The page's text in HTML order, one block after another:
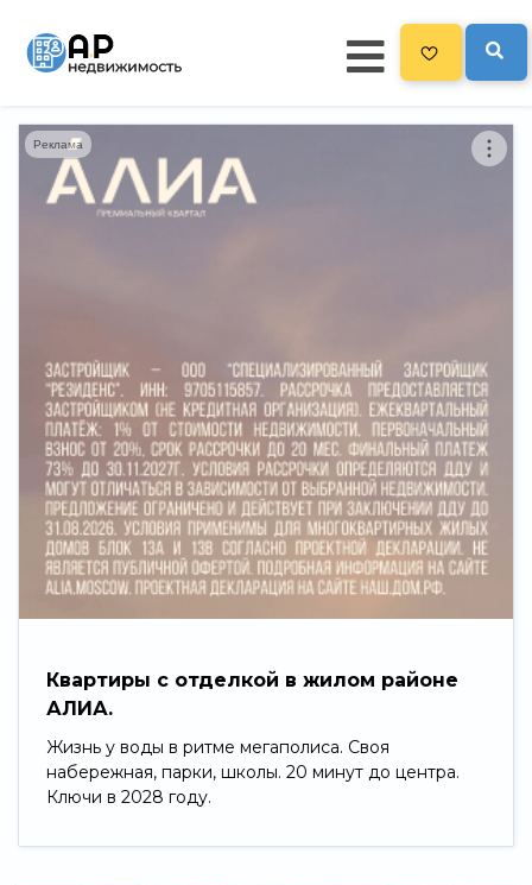
Главная
Все новостройки 3300
Рекламодателям
Политика конфиденциальности
Карта сайта
Квартиры с отделкой в жилом районе
АЛИА.
Жизнь у воды в ритме мегаполиса. Своя
набережная, парки, школы. 20 минут до центра.
Ключи в 2028 году.
Реклама